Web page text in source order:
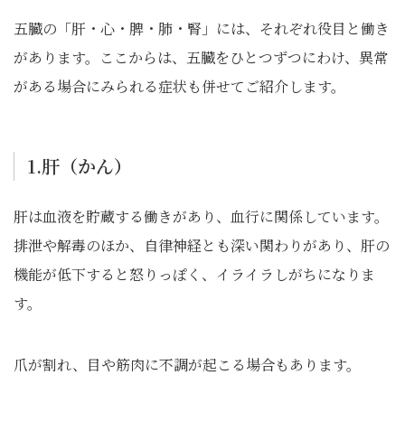
五臓の「肝・心・脾・肺・腎」には、それぞれ役目と働き
があります。ここからは、五臓をひとつずつにわけ、異常
がある場合にみられる症状も併せてご紹介します。
1.肝（かん）
肝は血液を貯蔵する働きがあり、血行に関係しています。
排泄や解毒のほか、自律神経とも深い関わりがあり、肝の
機能が低下すると怒りっぽく、イライラしがちになりま
す。
爪が割れ、目や筋肉に不調が起こる場合もあります。